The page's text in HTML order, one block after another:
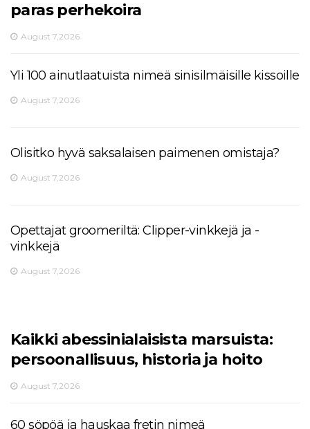
paras perhekoira
August 7,2026
Yli 100 ainutlaatuista nimeä sinisilmäisille kissoille
August 7,2026
Olisitko hyvä saksalaisen paimenen omistaja?
August 7,2026
Opettajat groomeriltä: Clipper-vinkkejä ja -
vinkkejä
August 7,2026
Kaikki abessinialaisista marsuista:
persoonallisuus, historia ja hoito
August 7,2026
60 söpöä ja hauskaa fretin nimeä